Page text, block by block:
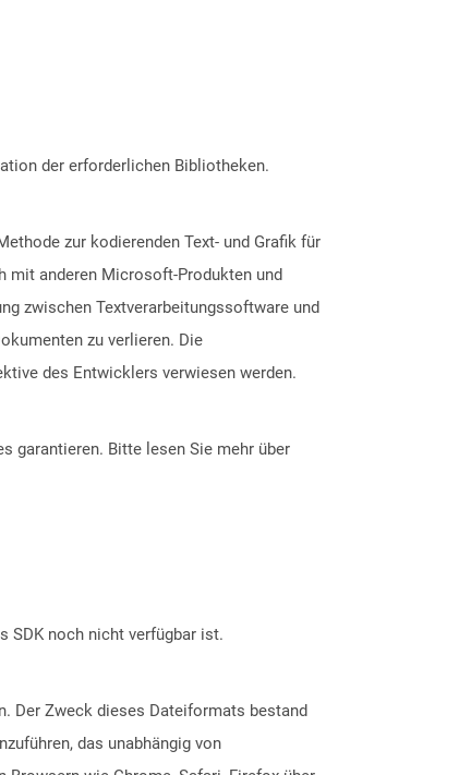
der erforderlichen Bibliotheken.
zur kodierenden Text- und Grafik für
mit anderen Microsoft-Produkten und
zwischen Textverarbeitungssoftware und
zu verlieren. Die
des Entwicklers verwiesen werden.
garantieren. Bitte lesen Sie mehr über
SDK noch nicht verfügbar ist.
Der Zweck dieses Dateiformats bestand
das unabhängig von